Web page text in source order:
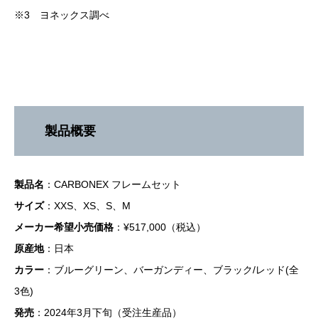
※3 ヨネックス調べ
製品概要
製品名 ：CARBONEX フレームセット
サイズ：XXS、XS、S、M
メーカー希望小売価格 ：¥517,000（税込）
原産地：日本
カラー ：ブルーグリーン、バーガンディー、ブラック/レッド(全
3色)
発売 ：2024年3月下旬（受注生産品）